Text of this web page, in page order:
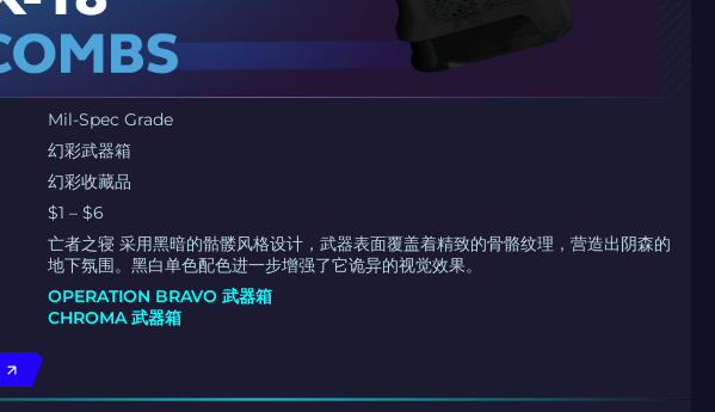
Mil-Spec Grade
幻彩武器箱
幻彩收藏品
$1 – $6
亡者之寝 采用黑暗的骷髅风格设计，武器表面覆盖着精致的骨骼纹理，营造出阴森的
地下氛围。黑白单色配色进一步增强了它诡异的视觉效果。
OPERATION BRAVO 武器箱
CHROMA 武器箱